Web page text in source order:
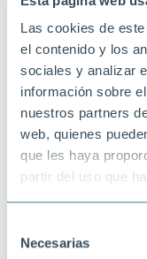
Las cookies de
el contenido y los
sociales y analizar
información sobre
nuestros partners
web, quienes
que les haya
partir del uso que
Necesarias